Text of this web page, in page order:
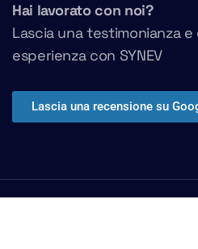
Hai lavorato con noi?
Lascia una testimonianza
esperienza con SYNEV
Lascia una recensione su